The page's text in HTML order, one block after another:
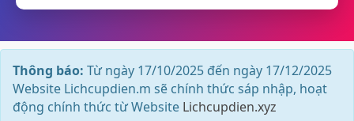
Thông báo: Từ ngày 17/10/2025 đến ngày 17/12/2025
Website Lichcupdien.m sẽ chính thức sáp nhập, hoạt
động chính thức từ Website Lichcupdien.xyz